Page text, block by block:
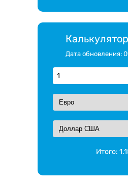
Дата обновления:
Итого: